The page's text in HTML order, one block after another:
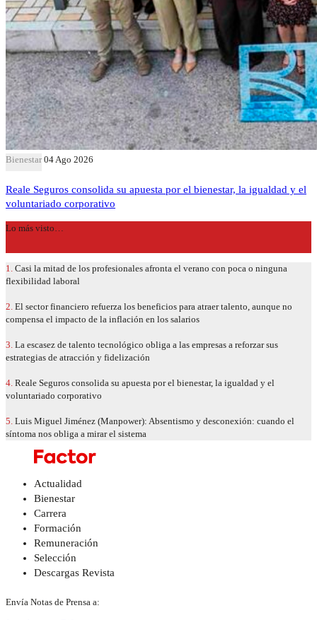
Bienestar 04 Ago 2026
Reale Seguros consolida su apuesta por el bienestar, la igualdad y el
voluntariado corporativo
Lo más visto…
1. Casi la mitad de los profesionales afronta el verano con poca o ninguna
flexibilidad laboral
2. El sector financiero refuerza los beneficios para atraer talento, aunque no
compensa el impacto de la inflación en los salarios
3. La escasez de talento tecnológico obliga a las empresas a reforzar sus
estrategias de atracción y fidelización
4. Reale Seguros consolida su apuesta por el bienestar, la igualdad y el
voluntariado corporativo
5. Luis Miguel Jiménez (Manpower): Absentismo y desconexión: cuando el
síntoma nos obliga a mirar el sistema
Actualidad
Bienestar
Carrera
Formación
Remuneración
Selección
Descargas Revista
Envía Notas de Prensa a: